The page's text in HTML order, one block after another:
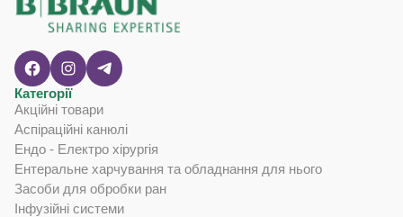
Категорії
Акційні товари
Аспіраційні канюлі
Ендо - Електро хірургія
Ентеральне харчування та обладнання для нього
Засоби для обробки ран
Інфузійні системи